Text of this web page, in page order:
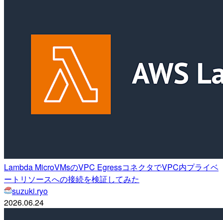
Lambda MicroVMsのVPC EgressコネクタでVPC内プライベ
ートリソースへの接続を検証してみた
suzuki.ryo
2026.06.24